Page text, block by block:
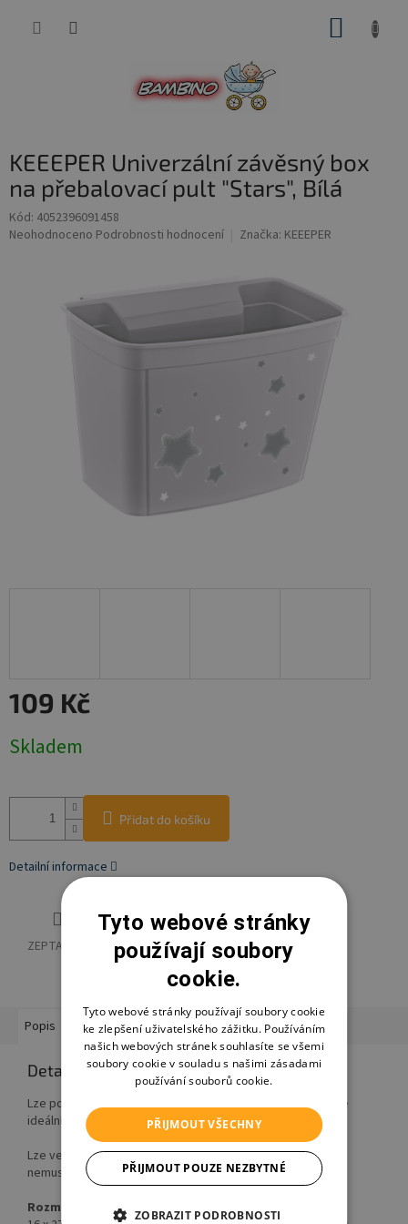
KEEEPER Univerzální závěsný box
na přebalovací pult "Stars", Bílá
Kód: 4052396091458
Průměrné
Neohodnoceno Podrobnosti hodnocení Značka: KEEEPER
109 Kč
cena:
Skladem
Přidat do košíku
Detailní informace
ZEPTAT SE HLÍDAT SDÍLET
Popis Hodnocení Diskuze Ostatní informace
Detailní popis produktu
Lze použít jako praktický koš nebo organizér do kterého je
ideální uložit kosmetiku, pleny atd..
Lze velmi snadno čistit a o výdrž motivu se při čištění bát
nemusíte díky odolné grafice IML.
Rozměry
Tyto webové stránky
používají soubory
cookie.
Tyto webové stránky používají soubory cookie
ke zlepšení uživatelského zážitku. Používáním
našich webových stránek souhlasíte se všemi
soubory cookie v souladu s našimi zásadami
používání souborů cookie.
PŘIJMOUT VŠECHNY
PŘIJMOUT POUZE NEZBYTNÉ
ZOBRAZIT PODROBNOSTI